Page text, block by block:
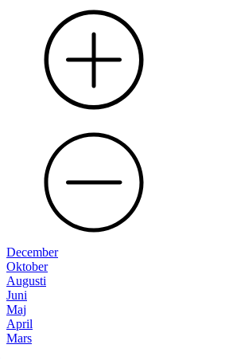
December
Oktober
Augusti
Juni
Maj
April
Mars